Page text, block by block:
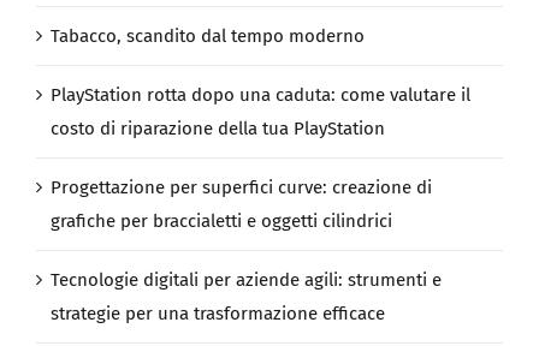
Tabacco, scandito dal tempo moderno
PlayStation rotta dopo una caduta: come valutare il
costo di riparazione della tua PlayStation
Progettazione per superfici curve: creazione di
grafiche per braccialetti e oggetti cilindrici
Tecnologie digitali per aziende agili: strumenti e
strategie per una trasformazione efficace